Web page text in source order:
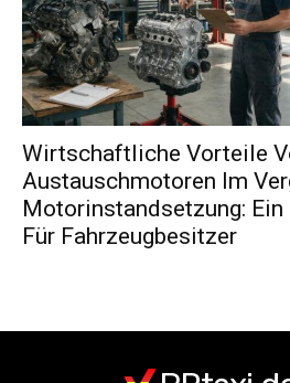
Wirtschaftliche Vorteile
Austauschmotoren Im
Motorinstandsetzung:
Für Fahrzeugbesitzer